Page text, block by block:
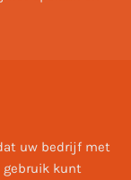
uw bedrijf met
gebruik kunt